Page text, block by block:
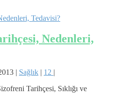
Nedenleri,
| Sağlık | 12 |
Tarihçesi, Sıklığı ve